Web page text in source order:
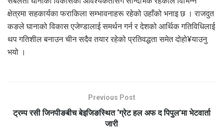
क्षेत्रमा सहकार्यका फराकिला सम्भावनाहरू रहेको उहाँको भनाइ छ । राजदुत
कङले घानाको विकास एजेण्डालाई समर्थन गर्न र देशको आर्थिक गतिविधिलाई
थप गतिशील बनाउन चीन सदैव तयार रहेको प्रतिवद्धता समेत दोहो¥याउनु
भयो ।
Previous Post
ट्रम्प रसी जिनपीङबीच बेइजिङस्थित ‘ग्रेट हल अफ द पिपुल’मा भेटवार्ता
जारी